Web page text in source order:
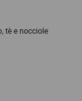
tè e nocciole